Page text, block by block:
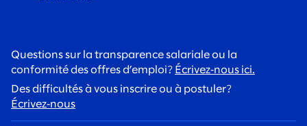
Questions sur la transparence salariale ou la
conformité des offres d’emploi? Écrivez‑nous ici.
Des difficultés à vous inscrire ou à postuler?
Écrivez‑nous